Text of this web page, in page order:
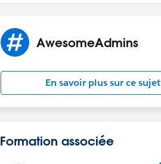
AwesomeAdmins
En savoir plus sur ce sujet
Formation associée